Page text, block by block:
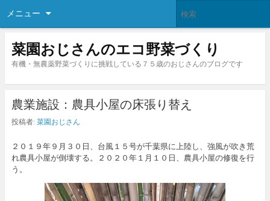
メニュー
菜園おじさんのエコ野菜づくり
有機・無農薬野菜づくりに挑戦している７５歳のおじさんのブログです
農業施設：農具小屋の床張り替え
投稿者: 菜園おじさん
２０１９年９月３０日、台風１５号が千葉県に上陸し、強風が吹き荒
れ農具小屋が倒壊する。２０２０年１月１０日、農具小屋の修復を行
う。